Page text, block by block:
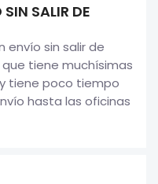
SALIR DE
envío sin salir de
tiene muchísimas
tiene poco tiempo
hasta las oficinas